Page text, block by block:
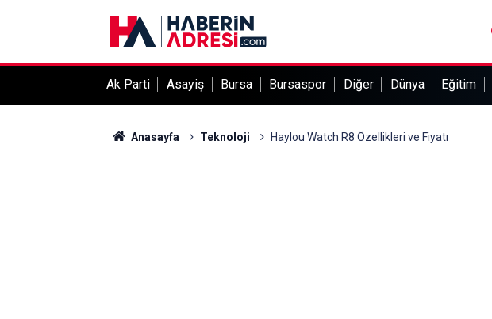
Ak Parti Asayiş Bursa Bursaspor Diğer Dünya Eğitim
Anasayfa Teknoloji Haylou Watch R8 Özellikleri ve Fiyatı